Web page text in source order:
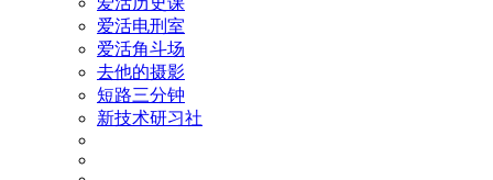
爱活电刑室
爱活角斗场
去他的摄影
短路三分钟
新技术研习社